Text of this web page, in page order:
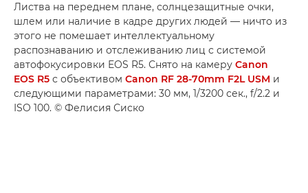
Листва на переднем плане, солнцезащитные очки,
шлем или наличие в кадре других людей — ничто из
этого не помешает интеллектуальному
распознаванию и отслеживанию лиц с системой
автофокусировки EOS R5. Снято на камеру Canon
EOS R5 с объективом Canon RF 28-70mm F2L USM и
следующими параметрами: 30 мм, 1/3200 сек., f/2.2 и
ISO 100. © Фелисия Сиско